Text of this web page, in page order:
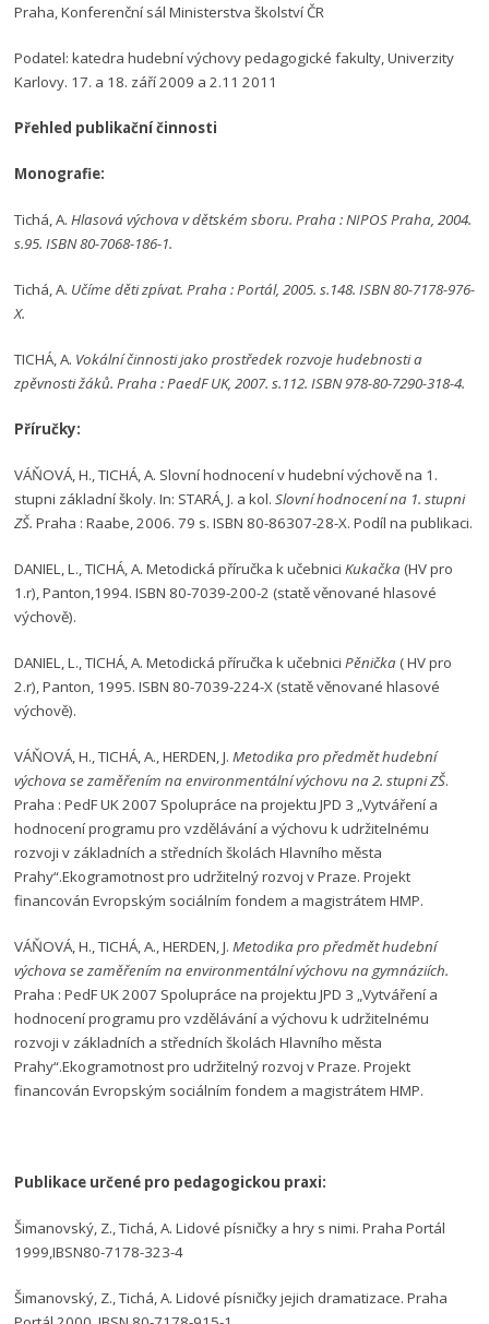
Praha, Konferenční sál Ministerstva školství ČR
Podatel: katedra hudební výchovy pedagogické fakulty, Univerzity
Karlovy. 17. a 18. září 2009 a 2.11 2011
Přehled publikační činnosti
Monografie:
Tichá, A. Hlasová výchova v dětském sboru. Praha : NIPOS Praha, 2004.
s.95. ISBN 80-7068-186-1.
Tichá, A. Učíme děti zpívat. Praha : Portál, 2005. s.148. ISBN 80-7178-976-
X.
TICHÁ, A. Vokální činnosti jako prostředek rozvoje hudebnosti a
zpěvnosti žáků. Praha : PaedF UK, 2007. s.112. ISBN 978-80-7290-318-4.
Příručky:
VÁŇOVÁ, H., TICHÁ, A. Slovní hodnocení v hudební výchově na 1.
stupni základní školy. In: STARÁ, J. a kol. Slovní hodnocení na 1. stupni
ZŠ. Praha : Raabe, 2006. 79 s. ISBN 80-86307-28-X. Podíl na publikaci.
DANIEL, L., TICHÁ, A. Metodická příručka k učebnici Kukačka(HV pro
1.r), Panton,1994. ISBN 80-7039-200-2 (statě věnované hlasové
výchově).
DANIEL, L., TICHÁ, A. Metodická příručka k učebnici Pěnička( HV pro
2.r), Panton, 1995. ISBN 80-7039-224-X (statě věnované hlasové
výchově).
VÁŇOVÁ, H., TICHÁ, A., HERDEN, J. Metodika pro předmět hudební
výchova se zaměřením na environmentální výchovu na 2. stupni ZŠ.
Praha : PedF UK 2007 Spolupráce na projektu JPD 3 „Vytváření a
hodnocení programu pro vzdělávání a výchovu k udržitelnému
rozvoji v základních a středních školách Hlavního města
Prahy“.Ekogramotnost pro udržitelný rozvoj v Praze. Projekt
financován Evropským sociálním fondem a magistrátem HMP.
VÁŇOVÁ, H., TICHÁ, A., HERDEN, J. Metodika pro předmět hudební
výchova se zaměřením na environmentální výchovu na gymnáziích.
Praha : PedF UK 2007 Spolupráce na projektu JPD 3 „Vytváření a
hodnocení programu pro vzdělávání a výchovu k udržitelnému
rozvoji v základních a středních školách Hlavního města
Prahy“.Ekogramotnost pro udržitelný rozvoj v Praze. Projekt
financován Evropským sociálním fondem a magistrátem HMP.
Publikace určené pro pedagogickou praxi:
Šimanovský, Z., Tichá, A. Lidové písničky a hry s nimi. Praha Portál
1999,IBSN80-7178-323-4
Šimanovský, Z., Tichá, A. Lidové písničky jejich dramatizace. Praha